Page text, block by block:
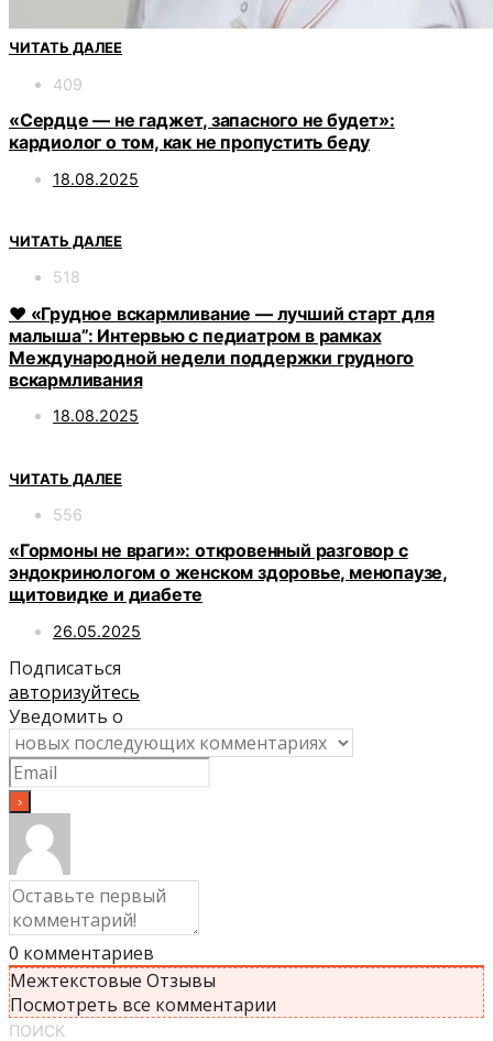
ЧИТАТЬ ДАЛЕЕ
409
«Сердце — не гаджет, запасного не будет»:
кардиолог о том, как не пропустить беду
18.08.2025
ЧИТАТЬ ДАЛЕЕ
518
❤️ «Грудное вскармливание — лучший старт для
малыша”: Интервью с педиатром в рамках
Международной недели поддержки грудного
вскармливания
18.08.2025
ЧИТАТЬ ДАЛЕЕ
556
«Гормоны не враги»: откровенный разговор с
эндокринологом о женском здоровье, менопаузе,
щитовидке и диабете
26.05.2025
Подписаться
авторизуйтесь
Уведомить о
0 комментариев
Межтекстовые Отзывы
Посмотреть все комментарии
ПОИСК